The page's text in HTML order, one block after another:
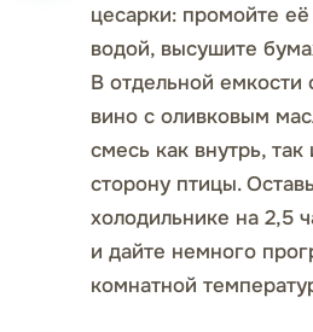
цесарки: промойте
водой, высушите
В отдельной емкости
вино с оливковым
смесь как внутрь,
сторону птицы.
холодильнике на 2,5
и дайте немного
комнатной